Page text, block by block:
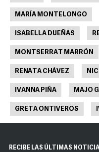
MARÍA MONTELONGO
ISABELLA DUEÑAS
MONTSERRAT MARRÓN
RENATA CHÁVEZ
IVANNA PIÑA MAJO
GRETA ONTIVEROS
RECIBE LAS ÚLTIMAS